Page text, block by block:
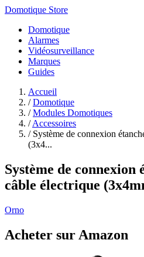
Domotique Store
Domotique
Alarmes
Vidéosurveillance
Marques
Guides
Accueil
/ Domotique
/ Modules Domotiques
/ Accessoires
/ Système de connexion
(3x4...
Système de connexion
câble électrique
Orno
Acheter sur Amazon